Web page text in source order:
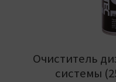
Очиститель
системы